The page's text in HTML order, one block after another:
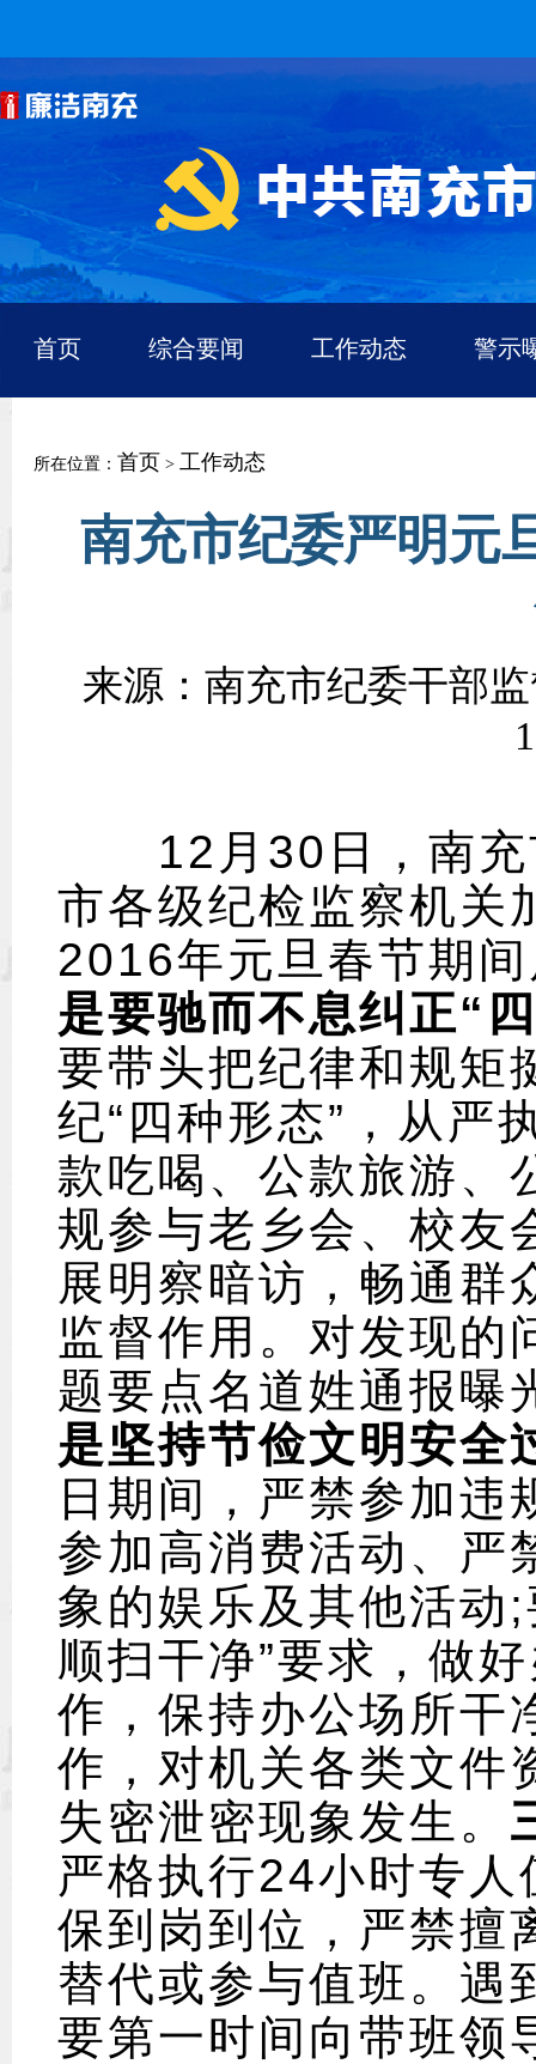
首页 综合要闻 工作动态 警示
所在位置： 首页 > 工作动态
南充市纪委严明元
来源：南充市纪委干部
12月30日，南充
市各级纪检监察机关
2016年元旦春节期
是要驰而不息纠正“
要带头把纪律和规矩
纪“四种形态”，从严
款吃喝、公款旅游、
规参与老乡会、校友
展明察暗访，畅通群
监督作用。对发现的
题要点名道姓通报曝
是坚持节俭文明安全
日期间，严禁参加违
参加高消费活动、严
象的娱乐及其他活动
顺扫干净”要求，做
作，保持办公场所干
作，对机关各类文件
失密泄密现象发生。
严格执行24小时专
保到岗到位，严禁擅
替代或参与值班。遇
要第一时间向带班领